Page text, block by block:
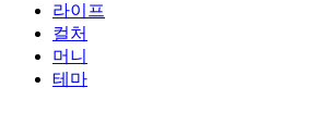
라이프
컬처
머니
테마